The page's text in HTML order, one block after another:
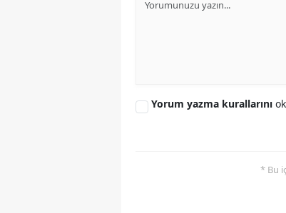
Yorum yazma kurallarını
* Bu